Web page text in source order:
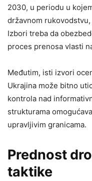
2030, u periodu u
državnom
Izbori treba da
proces prenosa vlasti
Međutim, isti izvori
Ukrajina može bitno
kontrola nad
strukturama
upravljivim granicama.
Prednost
taktike